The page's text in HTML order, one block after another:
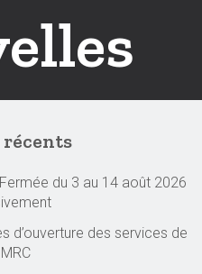
du 3 au 14 août 2026
d’ouverture des services de
MRC